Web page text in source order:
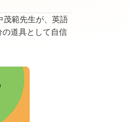
茂範先生が、英語
道具として自信